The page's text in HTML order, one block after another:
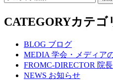
CATEGORYカテゴ
BLOG ブログ
MEDIA 学会・メディア
FROMC-DIRECTOR 院
NEWS お知らせ